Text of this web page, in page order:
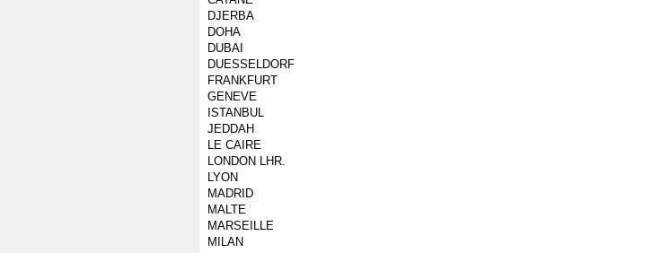
DJERBA
DOHA
DUBAI
DUESSELDORF
FRANKFURT
GENEVE
ISTANBUL
JEDDAH
LE CAIRE
LONDON LHR.
LYON
MADRID
MALTE
MARSEILLE
MILAN